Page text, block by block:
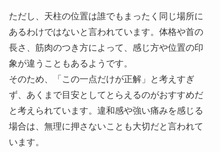
ただし、天柱の位置は誰でもまったく同じ場所に
あるわけではないと言われています。体格や首の
長さ、筋肉のつき方によって、感じ方や位置の印
象が違うこともあるようです。
そのため、「この一点だけが正解」と考えすぎ
ず、あくまで目安としてとらえるのがおすすめだ
と考えられています。違和感や強い痛みを感じる
場合は、無理に押さないことも大切だと言われて
います。